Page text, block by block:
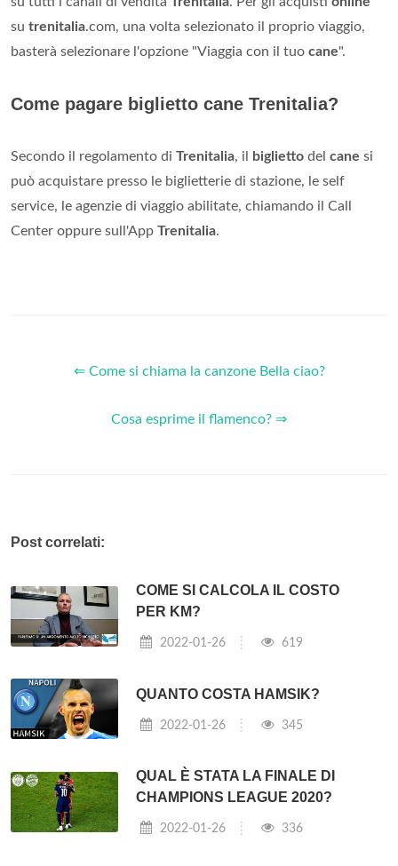
su trenitalia.com, una volta selezionato il proprio viaggio,
basterà selezionare l'opzione "Viaggia con il tuo cane".
Come pagare biglietto cane Trenitalia?
Secondo il regolamento di Trenitalia, il biglietto del cane si
può acquistare presso le biglietterie di stazione, le self
service, le agenzie di viaggio abilitate, chiamando il Call
Center oppure sull'App Trenitalia.
⇐ Come si chiama la canzone Bella ciao?
Cosa esprime il flamenco? ⇒
Post correlati:
COME SI CALCOLA IL COSTO
PER KM?
2022-01-26 619
QUANTO COSTA HAMSIK?
2022-01-26 345
QUAL È STATA LA FINALE DI
CHAMPIONS LEAGUE 2020?
2022-01-26 336